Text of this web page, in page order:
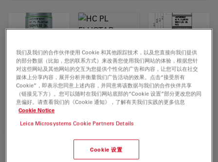
Microscope Objective HC PL FLUOTAR
100x/1,32 OIL PH3
我们及我们的合作伙伴使用 Cookie 和其他跟踪技术，以及您直接向我们提供
的部分数据（比如，您的联系方式）来改善您使用我们网站的体验，根据您针
对这些网站及其他网站的交互为您提供个性化的广告和内容，让您可以在社交
媒体上分享内容，展开分析并衡量我们广告活动的效果。点击“接受所有
Cookie”，即表示您同意上述内容，并同意将该数据与我们的合作伙伴共享
（链接见下方）。您可以随时在我们网站底部的“Cookie 设置”部分更改您的同
意偏好。请查看我们的《Cookie 通知》，了解有关我们实践的更多信息
Cookie Notice
Leica Microsystems Cookie Partners Details
Cookie 设置